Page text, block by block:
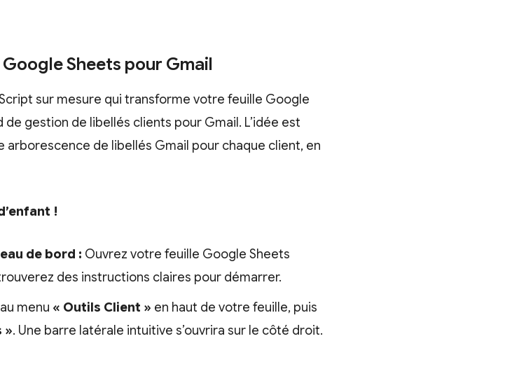
Sheets pour Gmail
sur mesure qui transforme votre feuille Google
gestion de libellés clients pour Gmail. L’idée est
de libellés Gmail pour chaque client, en
!
de bord : Ouvrez votre feuille Google Sheets
des instructions claires pour démarrer.
menu « Outils Client » en haut de votre feuille, puis
». Une barre latérale intuitive s’ouvrira sur le côté droit.